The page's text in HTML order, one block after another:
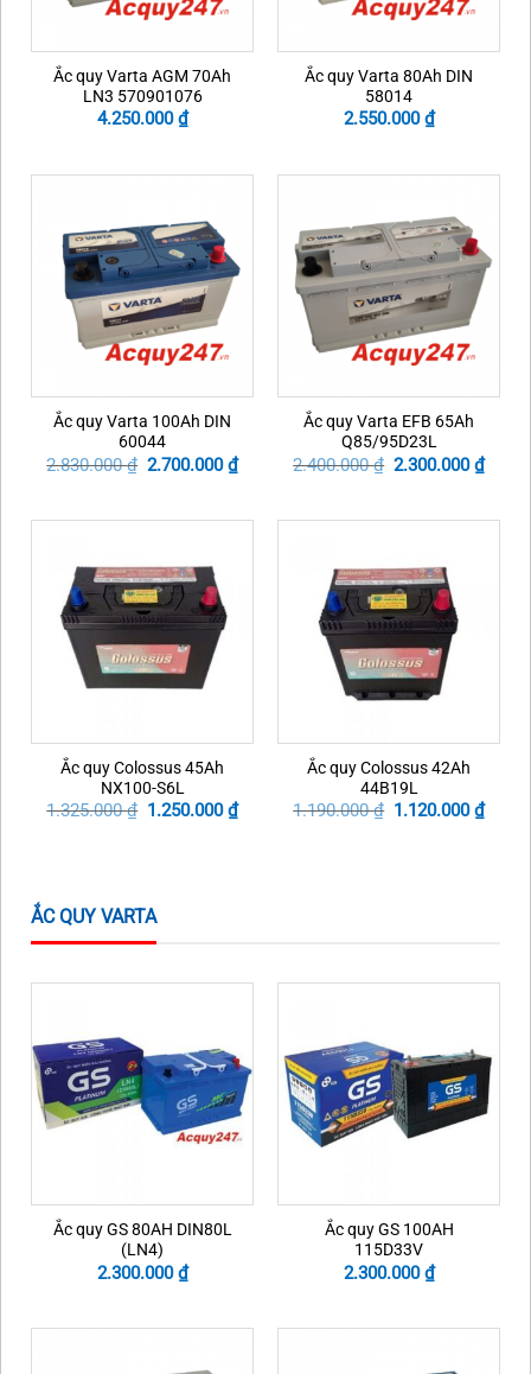
Ắc quy Varta AGM 70Ah
LN3 570901076
4.250.000₫
Ắc quy Varta 80Ah DIN
58014
2.550.000₫
Ắc quy Varta 100Ah DIN
60044
2.830.000₫ Original
2.700.000₫Current
price
Ắc quy Varta EFB 65Ah
Q85/95D23L
2.400.000₫ Original
2.300.000₫
price
Ắc quy Colossus 45Ah
NX100-S6L
1.325.000₫ Original
1.250.000₫Current
price
Ắc quy Colossus 42Ah
44B19L
1.190.000₫ Original
1.120.000₫
price
ẮC QUY VARTA
Ắc quy GS 80AH DIN80L
(LN4)
2.300.000₫
Ắc quy GS 100AH
115D33V
2.300.000₫